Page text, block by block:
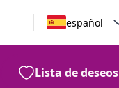
español
Lista de deseos